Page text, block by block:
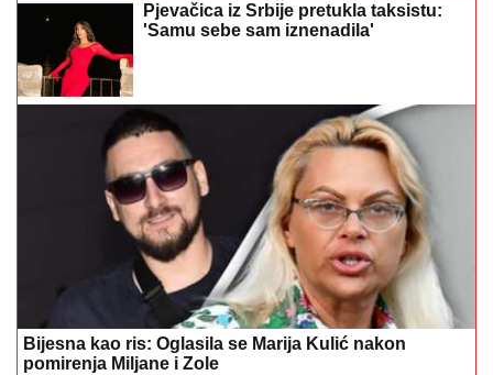
Pjevačica iz Srbije pretukla taksistu:
'Samu sebe sam iznenadila'
Bijesna kao ris: Oglasila se Marija Kulić nakon
pomirenja Miljane i Zole